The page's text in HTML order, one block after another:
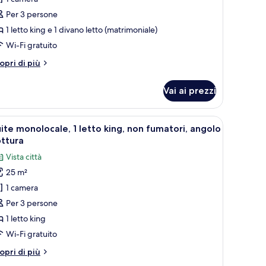
Per 3 persone
1 letto king e 1 divano letto (matrimoniale)
Wi-Fi gratuito
di più
Vai ai prezzi
e quadri appesi al muro.
scrivania, una sedia, un divano e un tavolino.Una camera d'albergo con un letto, una
3
monolocale, 1 letto king, non fumatori, angolo
Vista città
25 m²
1 camera
Per 3 persone
1 letto king
Wi-Fi gratuito
di più